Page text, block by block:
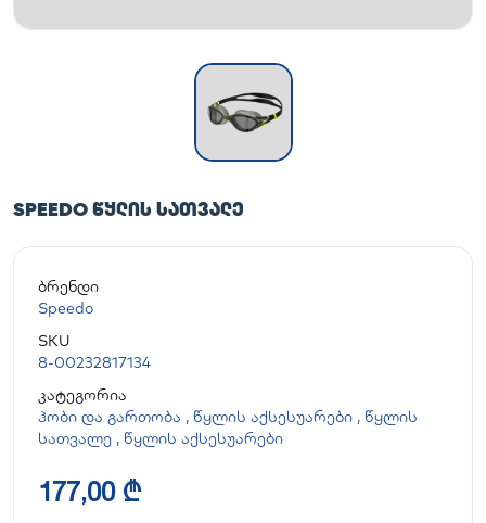
SPEEDO ᲬᲧᲚᲘᲡ ᲡᲐᲗᲕᲐᲚᲔ
ბრენდი
Speedo
SKU
8-00232817134
კატეგორია
ჰობი და გართობა , წყლის აქსესუარები , წყლის
სათვალე , წყლის აქსესუარები
177,00 ₾